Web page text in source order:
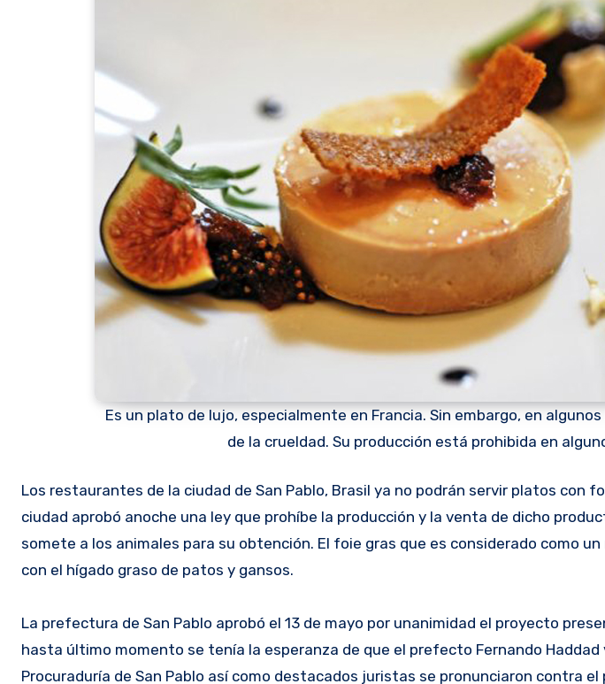
Es un plato de lujo, especialmente en Francia. Sin embargo, en
de la crueldad. Su producción está prohibida en
Los restaurantes de la ciudad de San Pablo, Brasil ya no podrán servir platos con foie gras a sus clientes. El prefecto de la
ciudad aprobó anoche una ley que prohíbe la producción y la venta de dicho
somete a los animales para su obtención. El foie gras que es considerado como
con el hígado graso de patos y gansos.
La prefectura de San Pablo aprobó el 13 de mayo por unanimidad el proyecto
hasta último momento se tenía la esperanza de que el prefecto Fernando Haddad
Procuraduría de San Pablo así como destacados juristas se pronunciaron contra